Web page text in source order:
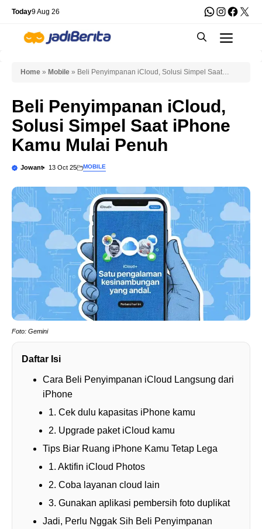
Skip
content
Today9 Aug 26 WhatsApp
X
Home » Mobile » Beli Penyimpanan iCloud, Solusi Simpel Saat
Beli Penyimpanan iCloud,
Solusi Simpel Saat iPhone
Kamu Mulai Penuh
Jowant 13 Oct 25 MOBILE
Foto: Gemini
Daftar Isi
Cara Beli Penyimpanan iCloud Langsung dari
iPhone
1. Cek dulu kapasitas iPhone kamu
2. Upgrade paket iCloud kamu
Tips Biar Ruang iPhone Kamu Tetap Lega
1. Aktifin iCloud Photos
2. Coba layanan cloud lain
3. Gunakan aplikasi pembersih foto duplikat
Jadi, Perlu Nggak Sih Beli Penyimpanan